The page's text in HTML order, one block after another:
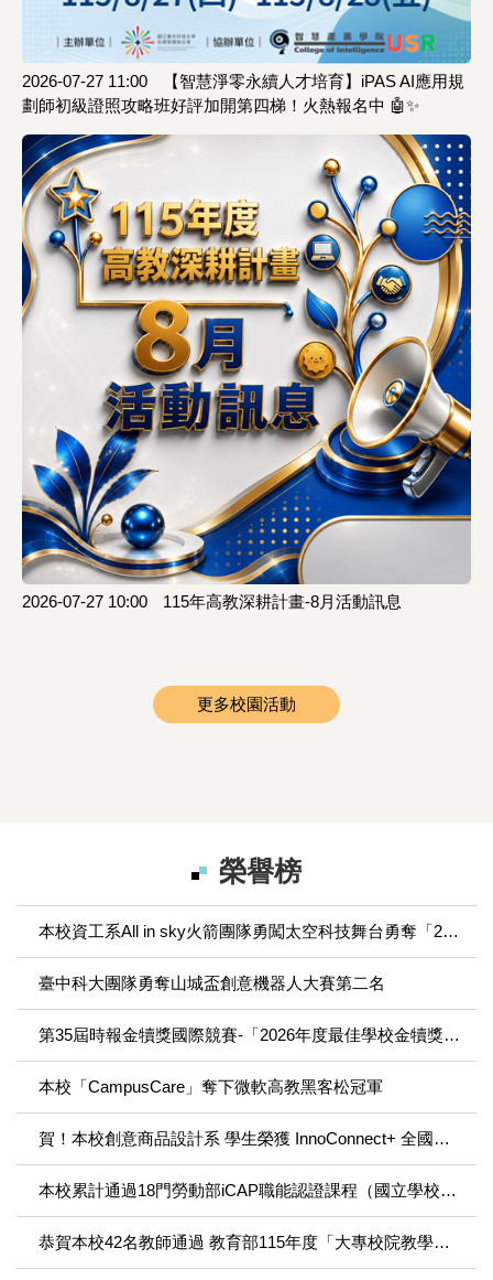
2026-07-27 11:00
【智慧淨零永續人才培育】iPAS AI應用規
劃師初級證照攻略班好評加開第四梯！火熱報名中 🤖✨
2026-07-27 10:00 115年高教深耕計畫-8月活動訊息
更多校園活動
榮譽榜
本校資工系All in sky火箭團隊勇闖太空科技舞台勇奪「2026台灣盃火箭競賽」優勝
臺中科大團隊勇奪山城盃創意機器人大賽第二名
第35屆時報金犢獎國際競賽-「2026年度最佳學校金犢獎」大學組獎落本校
本校「CampusCare」奪下微軟高教黑客松冠軍
賀！本校創意商品設計系 學生榮獲 InnoConnect+ 全國服務創新跨界共創大賽銅獎！
本校累計通過18門勞動部iCAP職能認證課程（國立學校排名第1）
恭賀本校42名教師通過 教育部115年度「大專校院教學實踐研究計畫」審查